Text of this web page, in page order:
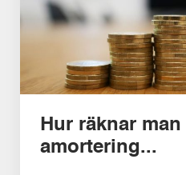
Hur räknar
amortering...